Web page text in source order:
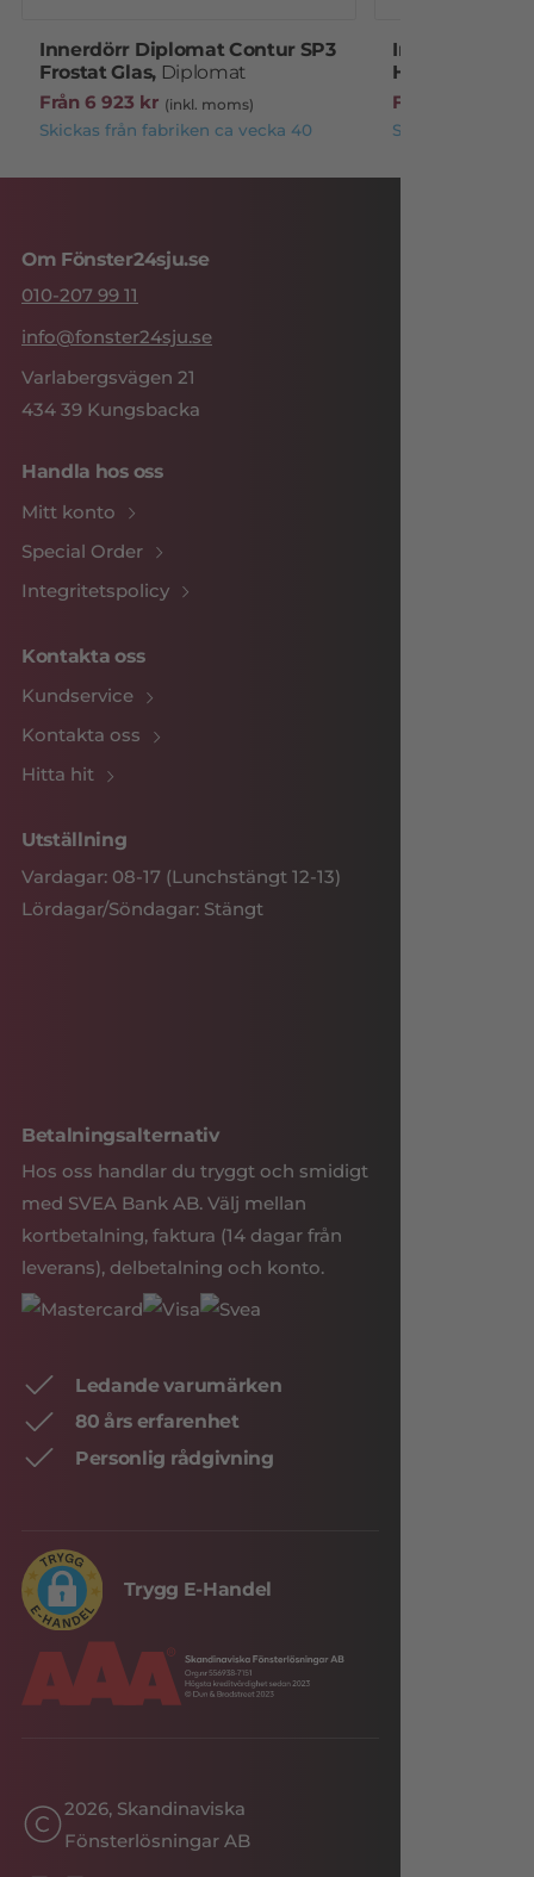
Innerdörr Diplomat Contur SP3
Frostat Glas, Diplomat
Från 6 923 kr (inkl. moms)
Skickas från fabriken ca vecka 40
Innerdörr
Helglas,
Från
Skickas från
Om Fönster24sju.se
010-207 99 11
info@fonster24sju.se
Varlabergsvägen 21
434 39 Kungsbacka
Handla hos oss
Mitt konto
Special Order
Integritetspolicy
Kontakta oss
Kundservice
Kontakta oss
Hitta hit
Utställning
Vardagar: 08-17 (Lunchstängt 12-13)
Lördagar/Söndagar: Stängt
Betalningsalternativ
Hos oss handlar du tryggt och smidigt
med SVEA Bank AB. Välj mellan
kortbetalning, faktura (14 dagar från
leverans), delbetalning och konto.
Ledande varumärken
80 års erfarenhet
Personlig rådgivning
Trygg E-Handel
2026, Skandinaviska
Fönsterlösningar AB